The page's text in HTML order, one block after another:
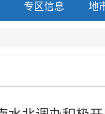
专区信息 地